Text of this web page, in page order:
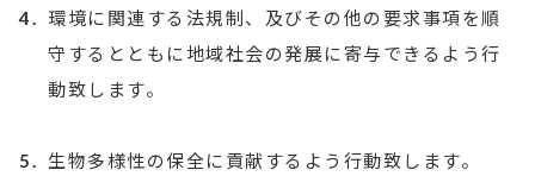
4.
環境に関連する法規制、及びその他の要求事項を順
守するとともに地域社会の発展に寄与できるよう行
動致します。
5. 生物多様性の保全に貢献するよう行動致します。